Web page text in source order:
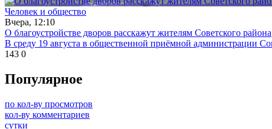
Человек и общество
Вчера, 12:10
О благоустройстве дворов расскажут жителям Советского района
В среду 19 августа в общественной приёмной администрации
143 0
Популярное
по кол-ву просмотров
кол-ву комментариев
сутки